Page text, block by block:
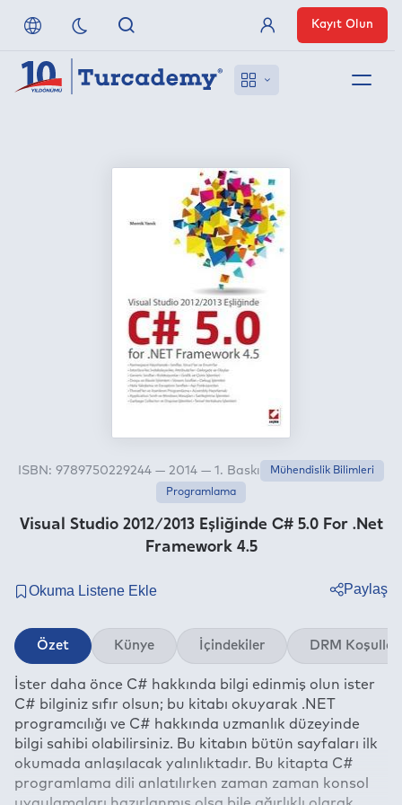
Anlaşmalı Yayınevleri
Üye Girişi
Kayıt Olun
Visual Studio 2012/2013 Eşliğinde C# 5.0 For .Net
Framework 4.5
ISBN: 9789750229244 — 2014 — 1. Baskı
Mühendislik Bilimleri
Programlama
Paylaş
Twitter
Linkedin
Whatsapp
E-mail
Özet Künye İçindekiler DRM Koşulları
İster daha önce C# hakkında bilgi edinmiş olun ister
C# bilginiz sıfır olsun; bu kitabı okuyarak .NET
programcılığı ve C# hakkında uzmanlık düzeyinde
bilgi sahibi olabilirsiniz. Bu kitabın bütün sayfaları ilk
okumada anlaşılacak yalınlıktadır. Bu kitapta C#
programlama dili anlatılırken zaman zaman konsol